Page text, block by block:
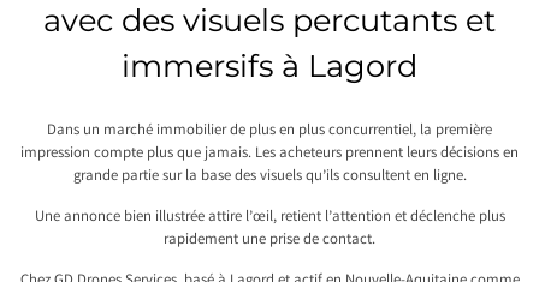
avec des visuels percutants et
immersifs à Lagord
Dans un marché immobilier de plus en plus concurrentiel, la première
impression compte plus que jamais. Les acheteurs prennent leurs décisions en
grande partie sur la base des visuels qu’ils consultent en ligne.
Une annonce bien illustrée attire l’œil, retient l’attention et déclenche plus
rapidement une prise de contact.